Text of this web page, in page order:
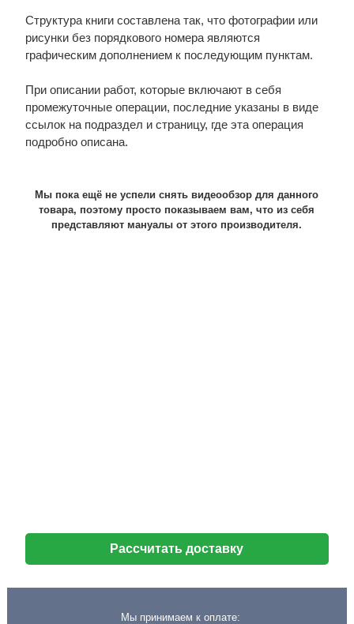
Структура книги составлена так, что фотографии или
рисунки без порядкового номера являются
графическим дополнением к последующим пунктам.
При описании работ, которые включают в себя
промежуточные операции, последние указаны в виде
ссылок на подраздел и страницу, где эта операция
подробно описана.
Мы пока ещё не успели снять видеообзор для данного
товара, поэтому просто показываем вам, что из себя
представляют мануалы от этого производителя.
Рассчитать доставку
Мы принимаем к оплате: